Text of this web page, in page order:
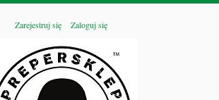
Zarejestruj się Zaloguj się